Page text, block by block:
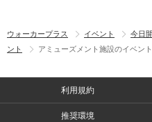
ウォーカープラス イベント 今日
ント
アミューズメント施設のイベント
利用規約
推奨環境